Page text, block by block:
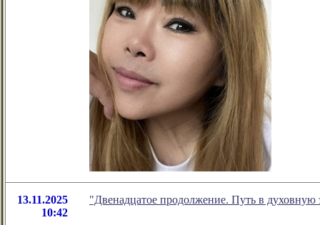
13.11.2025
10:42
"Двенадцатое продолжение. Путь в